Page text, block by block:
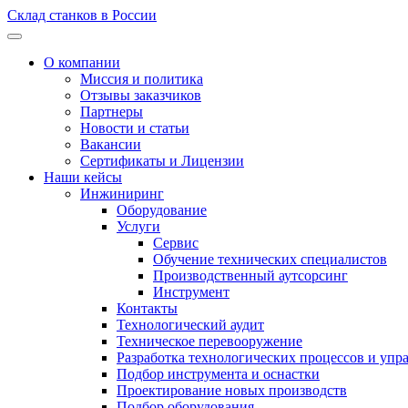
Склад станков в России
О компании
Миссия и политика
Отзывы заказчиков
Партнеры
Новости и статьи
Вакансии
Сертификаты и Лицензии
Наши кейсы
Инжиниринг
Оборудование
Услуги
Сервис
Обучение технических специалистов
Производственный аутсорсинг
Инструмент
Контакты
Технологический аудит
Техническое перевооружение
Разработка технологических процессов и
Подбор инструмента и оснастки
Проектирование новых производств